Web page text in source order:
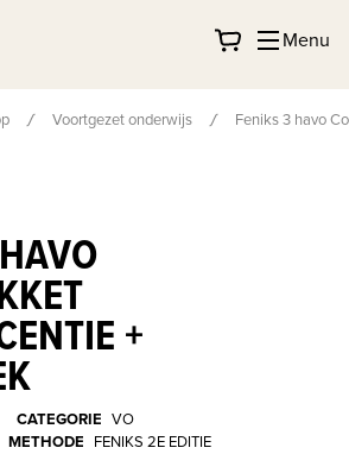
Menu
Voortgezet onderwijs Feniks 3 havo
+
CATEGORIE VO
METHODE FENIKS 2E EDITIE